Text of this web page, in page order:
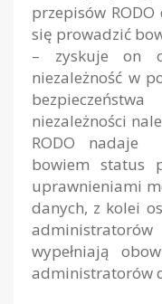
przepisów
się prowadzić
– zyskuje on
niezależność w
niezależności
RODO nadaje
bowiem status
uprawnieniami
danych, z kolei
wypełniają
administratorów